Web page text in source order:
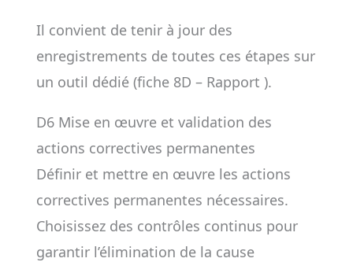
Il convient de tenir à jour des
enregistrements de toutes ces étapes sur
un outil dédié (fiche 8D – Rapport ).
D6 Mise en œuvre et validation des
actions correctives permanentes
Définir et mettre en œuvre les actions
correctives permanentes nécessaires.
Choisissez des contrôles continus pour
garantir l’élimination de la cause